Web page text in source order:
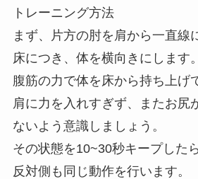
トレーニング方法
まず、片方の肘を肩から一直線
床につき、体を横向きにします
腹筋の力で体を床から持ち上げ
肩に力を入れすぎず、またお尻
ないよう意識しましょう。
その状態を10~30秒キープした
反対側も同じ動作を行います。